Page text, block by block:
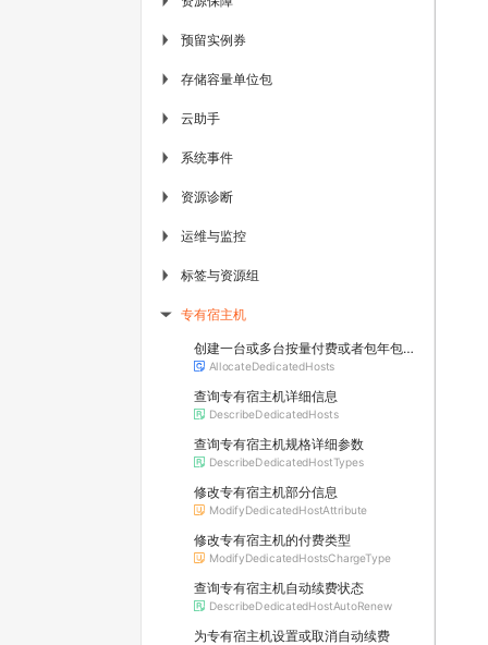
▶ 预留实例券
▶ 存储容量单位包
▶ 云助手
▶ 系统事件
▶ 资源诊断
▶ 运维与监控
▶ 标签与资源组
▶ 专有宿主机
创建一台或多台按量付费或者包年包月专有宿主机
AllocateDedicatedHosts
查询专有宿主机详细信息
DescribeDedicatedHosts
查询专有宿主机规格详细参数
DescribeDedicatedHostTypes
修改专有宿主机部分信息
ModifyDedicatedHostAttribute
修改专有宿主机的付费类型
ModifyDedicatedHostsChargeType
查询专有宿主机自动续费状态
DescribeDedicatedHostAutoRenew
为专有宿主机设置或取消自动续费